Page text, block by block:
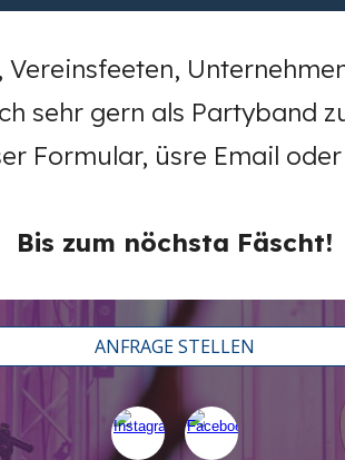
Vereinsfeeten,
sehr gern als Partyband
Formular, üsre Email
Bis zum nöchsta Fäscht!
ANFRAGE STELLEN